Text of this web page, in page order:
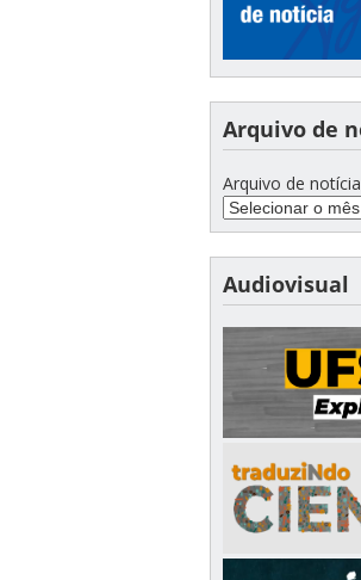
Arquivo de
Arquivo de
Audiovisual